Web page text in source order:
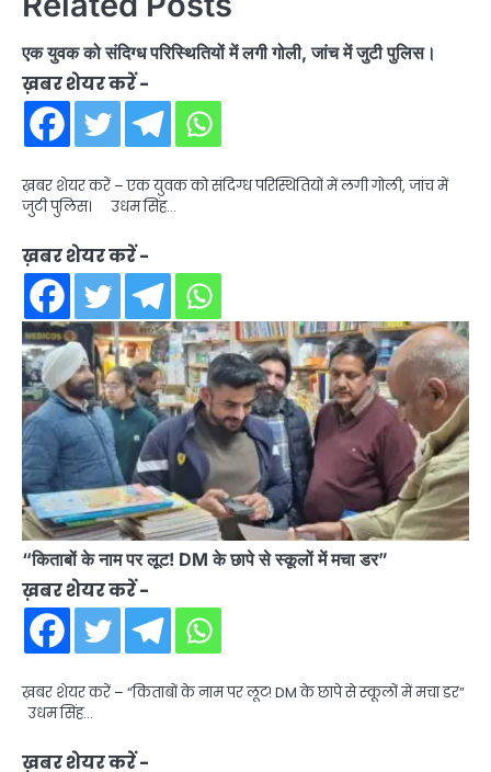
एक युवक को संदिग्ध परिस्थितियों में लगी गोली, जांच में जुटी पुलिस।
ख़बर शेयर करें -
ख़बर शेयर करें – एक युवक को संदिग्ध परिस्थितियों में लगी गोली, जांच में
जुटी पुलिस। उधम सिंह…
ख़बर शेयर करें -
“किताबों के नाम पर लूट! DM के छापे से स्कूलों में मचा डर”
ख़बर शेयर करें -
ख़बर शेयर करें – “किताबों के नाम पर लूट! DM के छापे से स्कूलों में मचा डर”
उधम सिंह…
ख़बर शेयर करें -